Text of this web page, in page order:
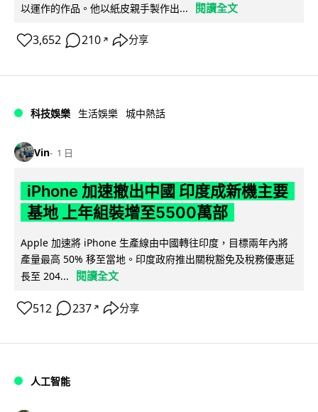
以運作的作品。他以紙皮親手製作出...
閱讀全文
3,652 210 ↗ 分享
科技娛樂 生活娛樂 城中熱話
Vin 1 日
iPhone 加速撤出中國 印度成新機主要
基地 上年組裝增至5500萬部
Apple 加速將 iPhone 生產線由中國轉往印度，目標兩年內將
產量最高 50% 移至當地。印度政府推出關稅豁免及稅務優惠延
長至 204...
閱讀全文
512 237 ↗ 分享
人工智能